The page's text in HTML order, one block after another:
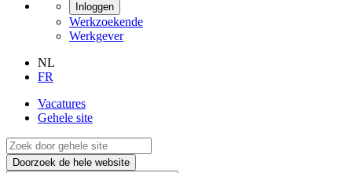
Inloggen
Werkzoekende
Werkgever
NL
FR
Vacatures
Gehele site